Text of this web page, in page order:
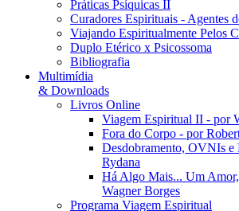
Práticas Psíquicas II
Curadores Espirituais - Agentes
Viajando Espiritualmente Pelos
Duplo Etérico x Psicossoma
Bibliografia
Multimídia
& Downloads
Livros Online
Viagem Espiritual II - por
Fora do Corpo - por
Desdobramento, OVNIs e
Rydana
Há Algo Mais... Um
Wagner Borges
Programa Viagem Espiritual